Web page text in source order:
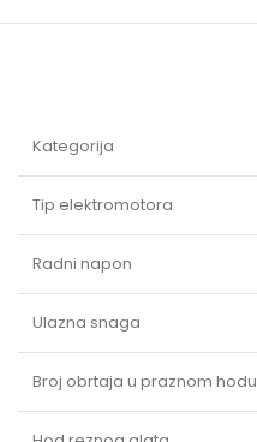
Kategorija
Tip elektromotora
Radni napon
Ulazna snaga
Broj obrtaja u praznom hodu